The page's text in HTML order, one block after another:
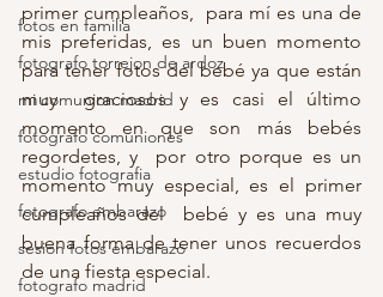
fotos en familia
fotografo torrejon de ardoz
mi comunion madrid
fotografo comuniones
estudio fotografia
fotografo embarazo
sesion fotos embarazo
fotografo madrid
primer cumpleaños,  para mí es una de
mis preferidas, es un buen momento
para tener fotos del bebé ya que están
muy  graciosos y es casi el último
momento en que son más bebés
regordetes, y  por otro porque es un
momento muy especial, es el primer
cumpleaños del  bebé y es una muy
buena forma de tener unos recuerdos
de una fiesta especial.